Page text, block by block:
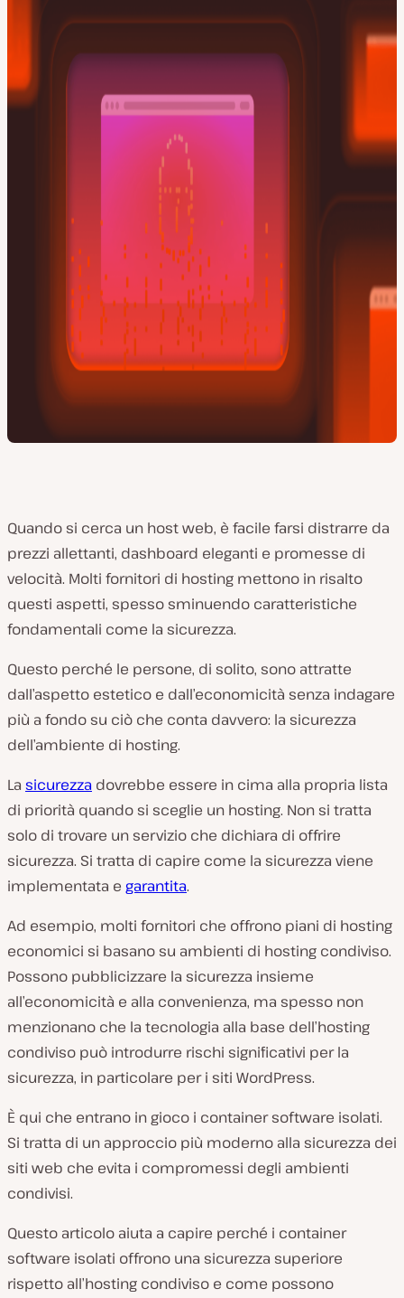
Quando si cerca un host web, è facile farsi distrarre da
prezzi allettanti, dashboard eleganti e promesse di
velocità. Molti fornitori di hosting mettono in risalto
questi aspetti, spesso sminuendo caratteristiche
fondamentali come la sicurezza.
Questo perché le persone, di solito, sono attratte
dall’aspetto estetico e dall’economicità senza indagare
più a fondo su ciò che conta davvero: la sicurezza
dell’ambiente di hosting.
La sicurezza dovrebbe essere in cima alla propria lista
di priorità quando si sceglie un hosting. Non si tratta
solo di trovare un servizio che dichiara di offrire
sicurezza. Si tratta di capire come la sicurezza viene
implementata e garantita.
Ad esempio, molti fornitori che offrono piani di hosting
economici si basano su ambienti di hosting condiviso.
Possono pubblicizzare la sicurezza insieme
all’economicità e alla convenienza, ma spesso non
menzionano che la tecnologia alla base dell’hosting
condiviso può introdurre rischi significativi per la
sicurezza, in particolare per i siti WordPress.
È qui che entrano in gioco i container software isolati.
Si tratta di un approccio più moderno alla sicurezza dei
siti web che evita i compromessi degli ambienti
condivisi.
Questo articolo aiuta a capire perché i container
software isolati offrono una sicurezza superiore
rispetto all’hosting condiviso e come possono